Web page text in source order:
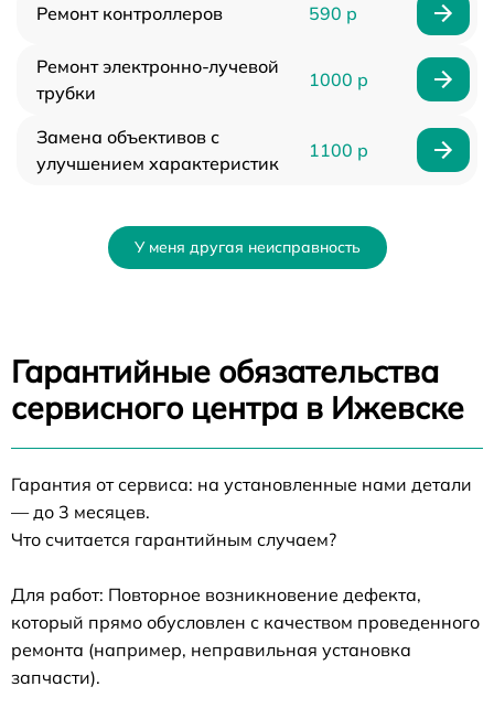
Ремонт контроллеров 590 р
Ремонт электронно-лучевой
трубки
1000 р
Замена объективов с
улучшением характеристик
1100 р
У меня другая неисправность
Гарантийные обязательства
сервисного центра в Ижевске
Гарантия от сервиса: на установленные нами детали
— до 3 месяцев.
Что считается гарантийным случаем?
Для работ: Повторное возникновение дефекта,
который прямо обусловлен с качеством проведенного
ремонта (например, неправильная установка
запчасти).